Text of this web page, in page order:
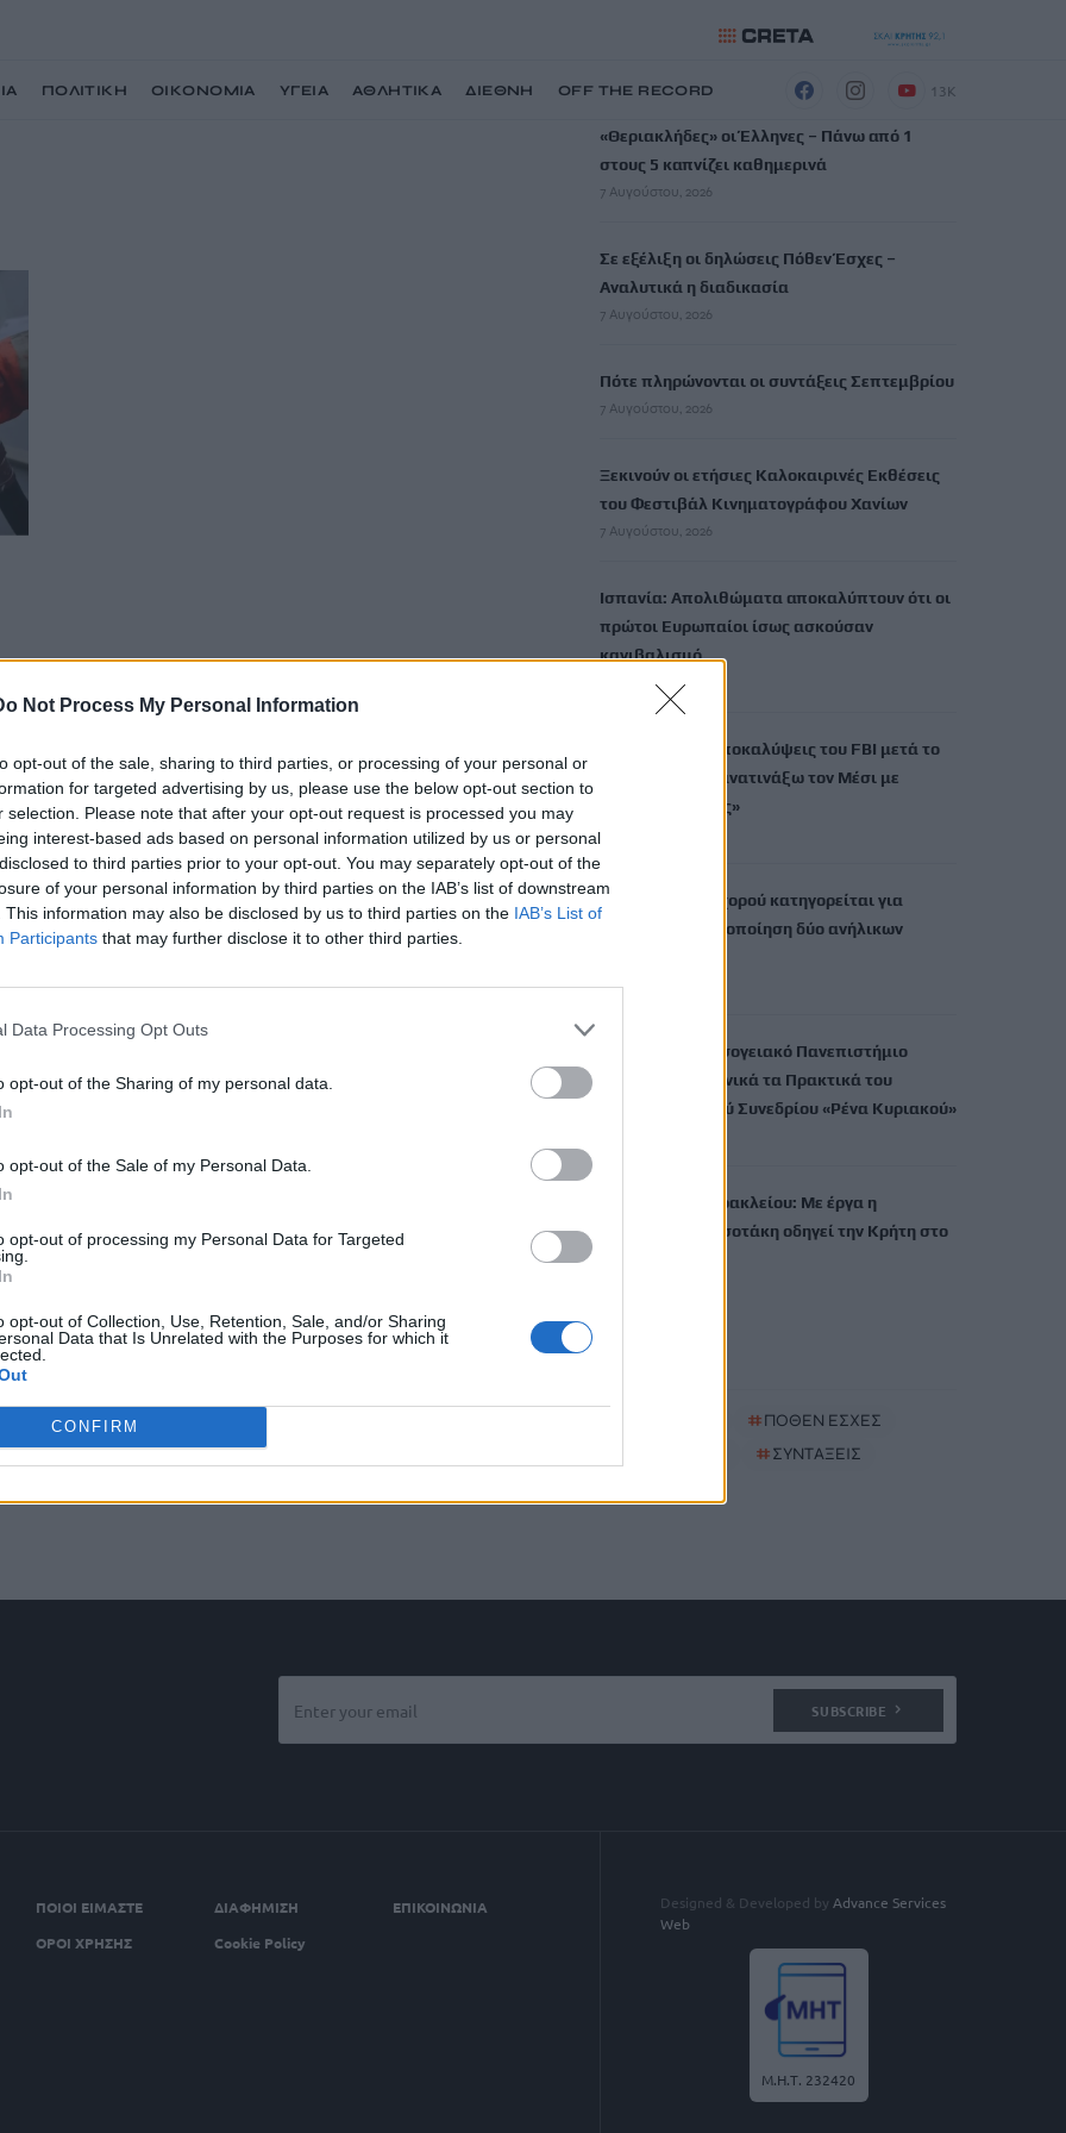
Not Process My Personal Information
opt-out of the sale, sharing to third parties, or processing of your personal or
for targeted advertising by us, please use the below opt-out section to
selection. Please note that after your opt-out request is processed you may
interest-based ads based on personal information utilized by us or personal
to third parties prior to your opt-out. You may separately opt-out of the
of your personal information by third parties on the IAB’s list of downstream
This information may also be disclosed by us to third parties on the IAB’s List of
Participants that may further disclose it to other third parties.
Data Processing Opt Outs
opt-out of the Sharing of my personal data.
opt-out of the Sale of my Personal Data.
opt-out of processing my Personal Data for Targeted
opt-out of Collection, Use, Retention, Sale, and/or Sharing
Data that Is Unrelated with the Purposes for which it
CONFIRM
ΠΟΛΙΤΙΚΗ ΟΙΚΟΝΟΜΙΑ ΥΓΕΙΑ ΑΘΛΗΤΙΚΑ ΔΙΕΘΝΗ OFF THE RECORD 13K
ΡΟΗ ΕΙΔΗΣΕΩΝ
«Θεριακλήδες» οι Έλληνες – Πάνω από 1
στους 5 καπνίζει καθημερινά
7 Αυγούστου, 2026
Σε εξέλιξη οι δηλώσεις Πόθεν Έσχες –
Αναλυτικά η διαδικασία
7 Αυγούστου, 2026
Πότε πληρώνονται οι συντάξεις Σεπτεμβρίου
7 Αυγούστου, 2026
Ξεκινούν οι ετήσιες Καλοκαιρινές Εκθέσεις
του Φεστιβάλ Κινηματογράφου Χανίων
7 Αυγούστου, 2026
Ισπανία: Απολιθώματα αποκαλύπτουν ότι οι
πρώτοι Ευρωπαίοι ίσως ασκούσαν
κανιβαλισμό
7 Αυγούστου, 2026
Σοκαριστικές αποκαλύψεις του FBI μετά το
Μουντιάλ: «Θα ανατινάξω τον Μέσι με
τέσσερις βόμβες»
7 Αυγούστου, 2026
ΗΠΑ: Δασκάλα χορού κατηγορείται για
σεξουαλική κακοποίηση δύο ανήλικων
7 Αυγούστου, 2026
Το Ελληνικό Μεσογειακό Πανεπιστήμιο
εκδίδει ηλεκτρονικά τα Πρακτικά του
Διεπιστημονικού Συνεδρίου «Ρένα Κυριακού»
ΔΕΕΠ (ΝΟΔΕ) Ηρακλείου: Με έργα η
κυβέρνηση Μητσοτάκη οδηγεί την Κρήτη στο
#ΠΟΘΕΝ ΕΣΧΕΣ
#ΣΥΝΤΑΞΕΙΣ
SUBSCRIBE
ΠΟΙΟΙ ΕΙΜΑΣΤΕ ΔΙΑΦΗΜΙΣΗ
ΕΠΙΚΟΙΝΩΝΙΑ
ΟΡΟΙ ΧΡΗΣΗΣ
Cookie Policy
Designed & Developed by Advance Services
Web
Μ.Η.Τ. 232420